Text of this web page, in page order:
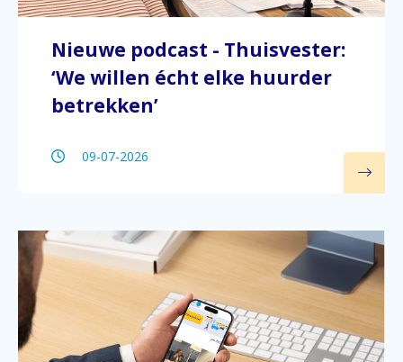
Nieuwe podcast - Thuisvester:
‘We willen écht elke huurder
betrekken’
09-07-2026